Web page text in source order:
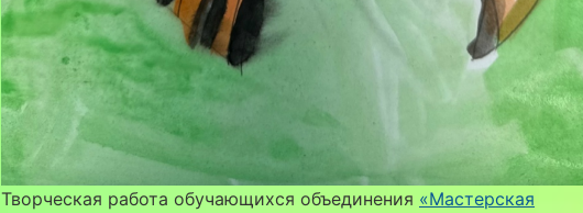
Творческая работа обучающихся объединения «Мастерская